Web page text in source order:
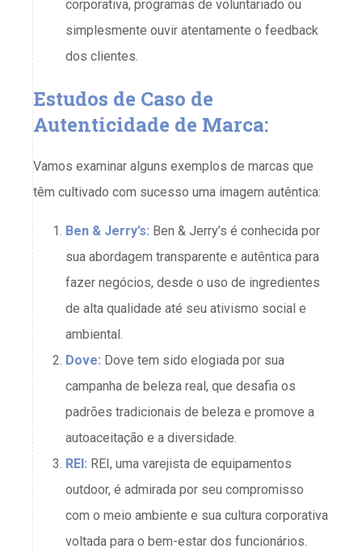
corporativa, programas de voluntariado ou
simplesmente ouvir atentamente o feedback
dos clientes.
Estudos de Caso de
Autenticidade de Marca:
Vamos examinar alguns exemplos de marcas que
têm cultivado com sucesso uma imagem autêntica:
Ben & Jerry’s: Ben & Jerry’s é conhecida por
sua abordagem transparente e autêntica para
fazer negócios, desde o uso de ingredientes
de alta qualidade até seu ativismo social e
ambiental.
Dove: Dove tem sido elogiada por sua
campanha de beleza real, que desafia os
padrões tradicionais de beleza e promove a
autoaceitação e a diversidade.
REI: REI, uma varejista de equipamentos
outdoor, é admirada por seu compromisso
com o meio ambiente e sua cultura corporativa
voltada para o bem-estar dos funcionários.